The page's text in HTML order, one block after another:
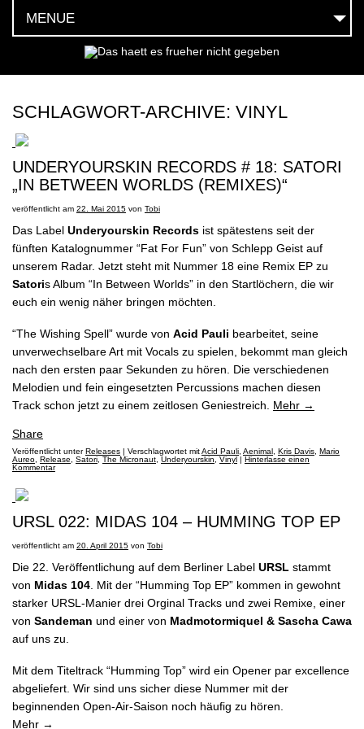
MENUE
HOEREN
LESEN
MOEGEN
HABEN
SOCIAL
KONTAKT
DISCLAIMER
SCHLAGWORT-ARCHIVE: VINYL
UNDERYOURSKIN RECORDS # 18: SATORI
„IN BETWEEN WORLDS (REMIXES)“
veröffentlicht am 22. Mai 2015 von Tobi
Das Label Underyourskin Records ist spätestens seit der
fünften Katalognummer “Fat For Fun” von Schlepp Geist auf
unserem Radar. Jetzt steht mit Nummer 18 eine Remix EP zu
Satoris Album “In Between Worlds” in den Startlöchern, die wir
euch ein wenig näher bringen möchten.
“The Wishing Spell” wurde von Acid Pauli bearbeitet, seine
unverwechselbare Art mit Vocals zu spielen, bekommt man gleich
nach den ersten paar Sekunden zu hören. Die verschiedenen
Melodien und fein eingesetzten Percussions machen diesen
Track schon jetzt zu einem zeitlosen Geniestreich. Mehr →
Share
Veröffentlicht unter Releases | Verschlagwortet mitAcid Pauli Aenimal Kris Davis Mario
Aureo Release Satori The Micronaut Underyourskin Vinyl | Hinterlasse einen
Kommentar
URSL 022: MIDAS 104 – HUMMING TOP EP
veröffentlicht am 20. April 2015 von Tobi
Die 22. Veröffentlichung auf dem Berliner Label URSL stammt
von Midas 104 . Mit der “Humming Top EP” kommen in gewohnt
starker URSL-Manier drei Orginal Tracks und zwei Remixe, einer
von Sandeman und einer von Madmotormiquel & Sascha Cawa
auf uns zu.
Mit dem Titeltrack “Humming Top” wird ein Opener par excellence
abgeliefert. Wir sind uns sicher diese Nummer mit der
beginnenden Open-Air-Saison noch häufig zu hören.
Mehr →